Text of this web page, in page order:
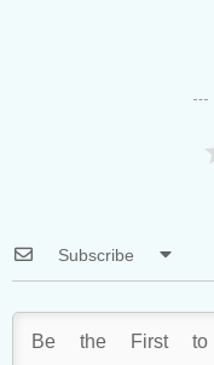
Subscribe